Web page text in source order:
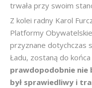
trwała przy swoim
Z kolei radny Karol
Platformy
przyznane dotychczas
Ładu, zostaną do
prawdopodobnie nie
był sprawiedliwy i